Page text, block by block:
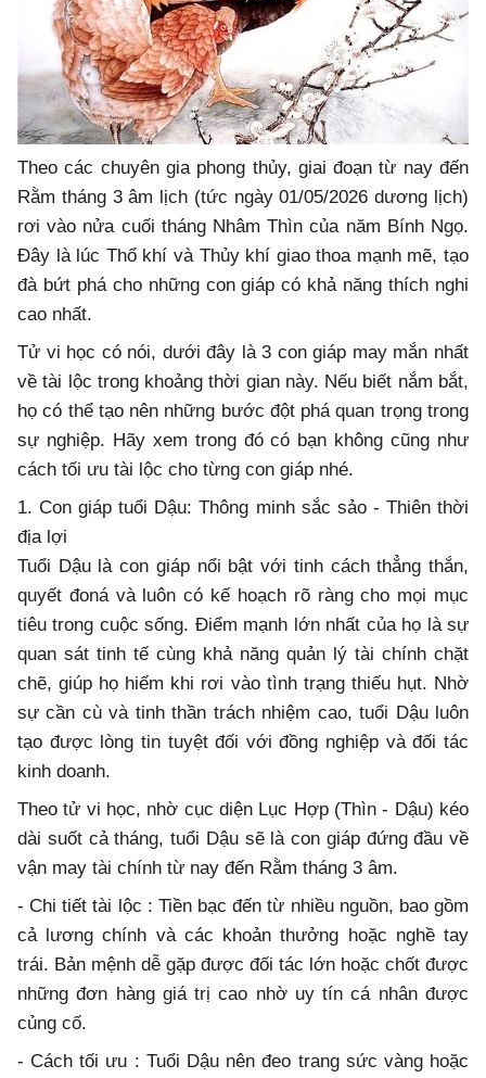
Theo các chuyên gia phong thủy, giai đoạn từ nay đến
Rằm tháng 3 âm lịch (tức ngày 01/05/2026 dương lịch)
rơi vào nửa cuối tháng Nhâm Thìn của năm Bính Ngọ.
Đây là lúc Thổ khí và Thủy khí giao thoa mạnh mẽ, tạo
đà bứt phá cho những con giáp có khả năng thích nghi
cao nhất.
Tử vi học có nói, dưới đây là 3 con giáp may mắn nhất
về tài lộc trong khoảng thời gian này. Nếu biết nắm bắt,
họ có thể tạo nên những bước đột phá quan trọng trong
sự nghiệp. Hãy xem trong đó có bạn không cũng như
cách tối ưu tài lộc cho từng con giáp nhé.
1. Con giáp tuổi Dậu: Thông minh sắc sảo - Thiên thời
địa lợi
Tuổi Dậu là con giáp nổi bật với tinh cách thẳng thắn,
quyết đoná và luôn có kế hoạch rõ ràng cho mọi mục
tiêu trong cuộc sống. Điểm mạnh lớn nhất của họ là sự
quan sát tinh tế cùng khả năng quản lý tài chính chặt
chẽ, giúp họ hiếm khi rơi vào tình trạng thiếu hụt. Nhờ
sự cần cù và tinh thần trách nhiệm cao, tuổi Dậu luôn
tạo được lòng tin tuyệt đối với đồng nghiệp và đối tác
kinh doanh.
Theo tử vi học, nhờ cục diện Lục Hợp (Thìn - Dậu) kéo
dài suốt cả tháng, tuổi Dậu sẽ là con giáp đứng đầu về
vận may tài chính từ nay đến Rằm tháng 3 âm.
- Chi tiết tài lộc : Tiền bạc đến từ nhiều nguồn, bao gồm
cả lương chính và các khoản thưởng hoặc nghề tay
trái. Bản mệnh dễ gặp được đối tác lớn hoặc chốt được
những đơn hàng giá trị cao nhờ uy tín cá nhân được
củng cố.
- Cách tối ưu : Tuổi Dậu nên đeo trang sức vàng hoặc